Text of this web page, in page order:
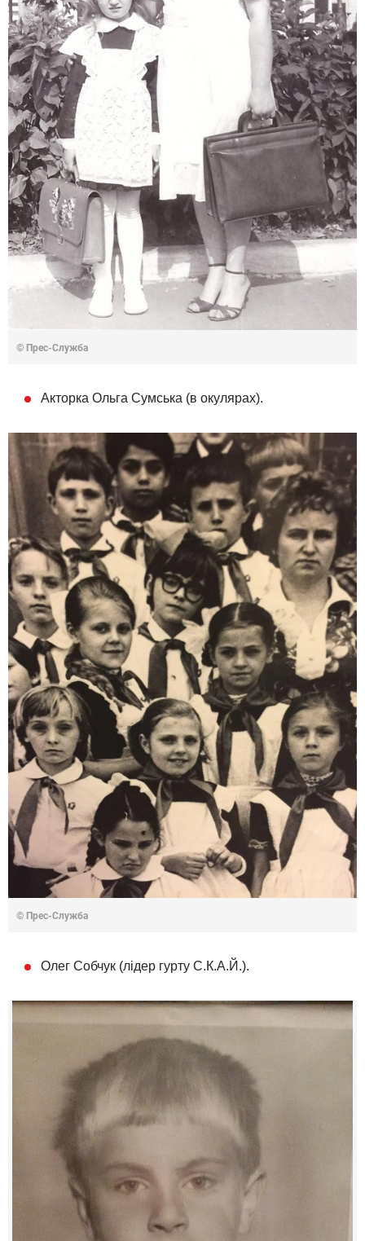
© Прес-Служба
Акторка Ольга Сумська (в окулярах).
© Прес-Служба
Олег Собчук (лідер гурту С.К.А.Й.).